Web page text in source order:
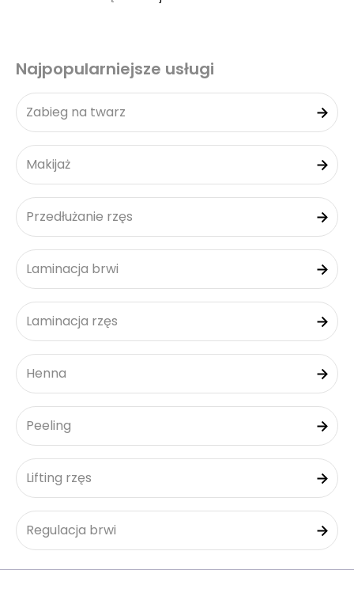
Najpopularniejsze usługi
Zabieg na twarz
Makijaż
Przedłużanie rzęs
Laminacja brwi
Laminacja rzęs
Henna
Peeling
Lifting rzęs
Regulacja brwi